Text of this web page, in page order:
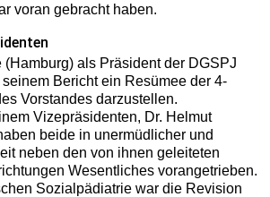
voran gebracht haben.
(Hamburg) als Präsident der DGSPJ
Bericht ein Resümee der 4-
Vorstandes darzustellen.
Vizepräsidenten, Dr. Helmut
beide in unermüdlicher und
neben den von ihnen geleiteten
Wesentliches vorangetrieben.
Sozialpädiatrie war die Revision